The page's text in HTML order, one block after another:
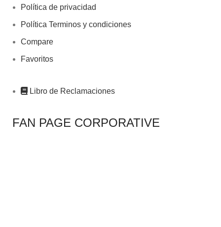
Política de privacidad
Política Terminos y condiciones
Compare
Favoritos
Libro de Reclamaciones
FAN PAGE CORPORATIVE